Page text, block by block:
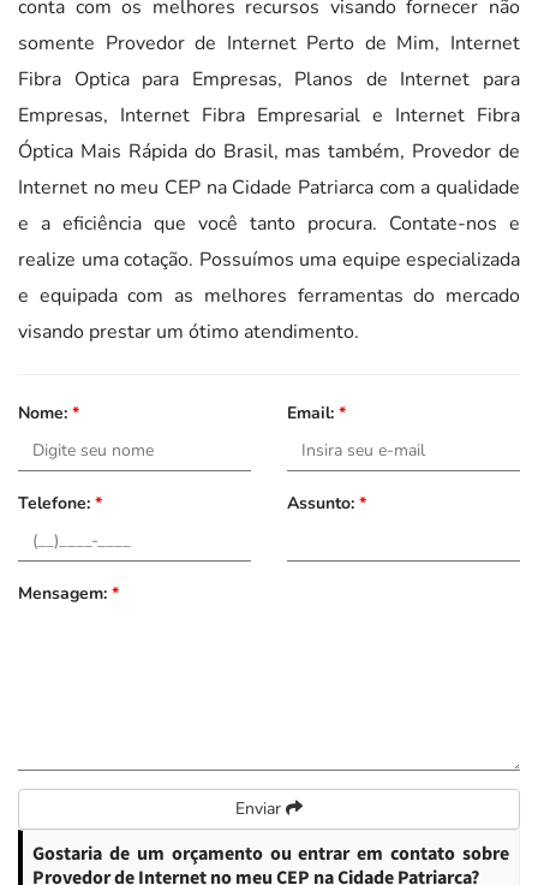
conta com os melhores recursos visando fornecer não
somente Provedor de Internet Perto de Mim, Internet
Fibra Optica para Empresas, Planos de Internet para
Empresas, Internet Fibra Empresarial e Internet Fibra
Óptica Mais Rápida do Brasil, mas também, Provedor de
Internet no meu CEP na Cidade Patriarca com a qualidade
e a eficiência que você tanto procura. Contate-nos e
realize uma cotação. Possuímos uma equipe especializada
e equipada com as melhores ferramentas do mercado
visando prestar um ótimo atendimento.
Nome: * Email: *
Telefone: * Assunto: *
Mensagem: *
Enviar
Gostaria de um orçamento ou entrar em contato sobre
Provedor de Internet no meu CEP na Cidade Patriarca?